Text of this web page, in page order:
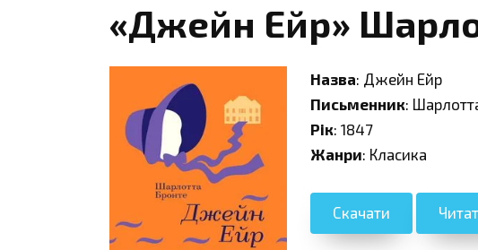
«Джейн Ейр»
Назва: Джейн Ейр
Письменник:
Рік: 1847
Жанри: Класика
Скачати